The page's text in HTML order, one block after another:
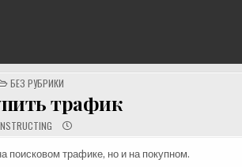
POSTED
IN
БЕЗ РУБРИКИ
трафик
поисковом трафике, но и на покупном.